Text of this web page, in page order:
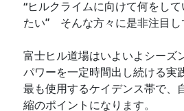
“ヒルクライムに向けて何をし
たい” そんな方々に是非注目し
富士ヒル道場はいよいよシーズ
パワーを一定時間出し続ける実
最も使用するケイデンス帯で、
縮のポイントになります。